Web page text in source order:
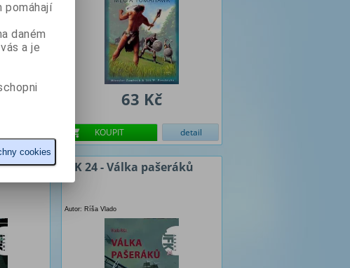
63 Kč
KOUPIT detail
JFK 24 - Válka pašeráků
Autor: Ríša Vlado
pomáhají
daném
a je
cookies